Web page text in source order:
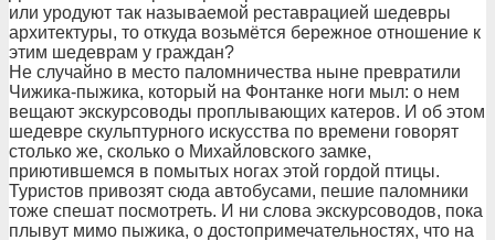
или уродуют так называемой реставрацией шедевры
архитектуры, то откуда возьмётся бережное отношение к
этим шедеврам у граждан?
Не случайно в место паломничества ныне превратили
Чижика-пыжика, который на Фонтанке ноги мыл: о нем
вещают экскурсоводы проплывающих катеров. И об этом
шедевре скульптурного искусства по времени говорят
столько же, сколько о Михайловского замке,
приютившемся в помытых ногах этой гордой птицы.
Туристов привозят сюда автобусами, пешие паломники
тоже спешат посмотреть. И ни слова экскурсоводов, пока
плывут мимо пыжика, о достопримечательностях, что на